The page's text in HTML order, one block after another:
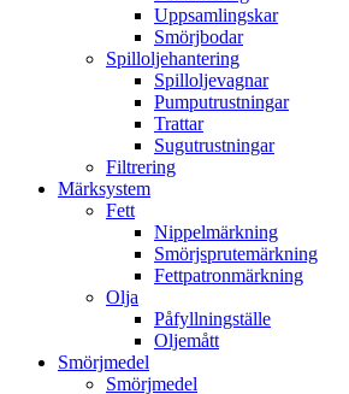
Uppsamlingskar
Smörjbodar
Spilloljehantering
Spilloljevagnar
Pumputrustningar
Trattar
Sugutrustningar
Filtrering
Märksystem
Fett
Nippelmärkning
Smörjsprutemärkning
Fettpatronmärkning
Olja
Påfyllningställe
Oljemått
Smörjmedel
Smörjmedel